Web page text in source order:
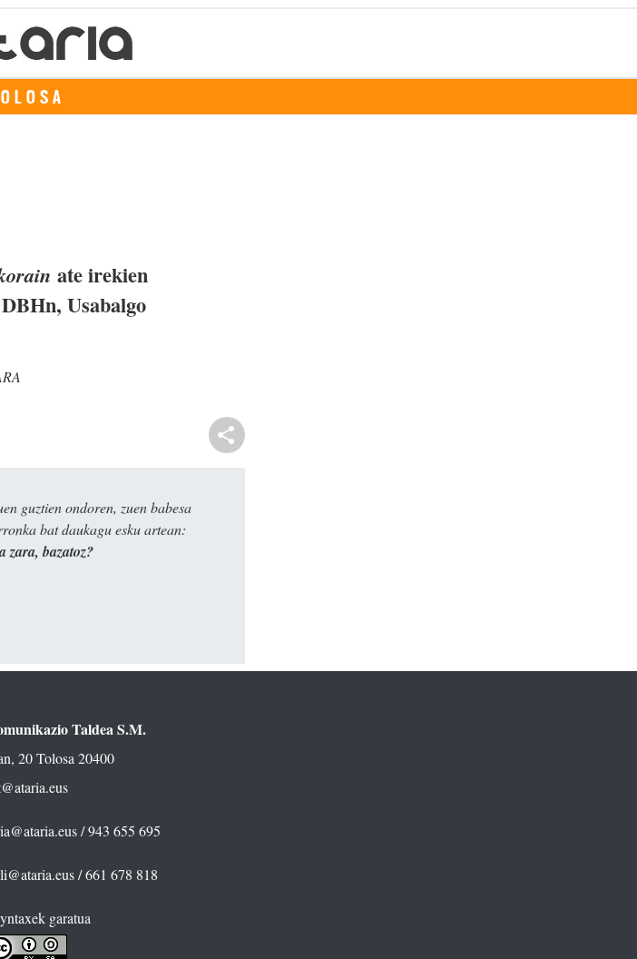
ate irekien
Usabalgo
guztien ondoren, zuen babesa
bat daukagu esku artean:
zara, bazatoz?
Taldea S.M.
20 Tolosa 20400
/ 943 655 695
/ 661 678 818
garatua